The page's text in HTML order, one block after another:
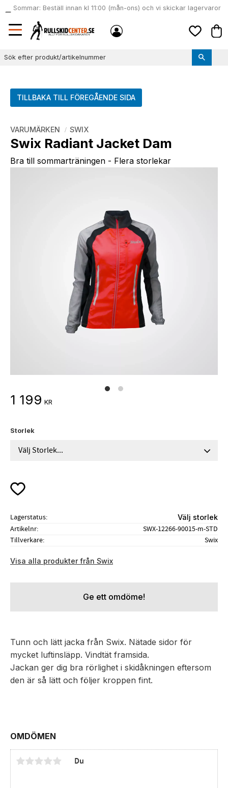
Meny
local_shipping
Sommar: Beställ innan kl 11:00 (mån-ons) och vi skickar lagervaror
samma dag
TILLBAKA TILL FÖREGÅENDE SIDA
VARUMÄRKEN SWIX
Swix Radiant Jacket Dam
Bra till sommarträningen - Flera storlekar
1 199 KR
Storlek
Lägg till i favoriter
Lagerstatus Välj storlek
Artikelnr
SWX-12266-90015-m-STD
Tillverkare
Swix
Visa alla produkter från Swix
Ge ett omdöme!
Tunn och lätt jacka från Swix. Nätade sidor för
mycket luftinsläpp. Vindtät framsida.
Jackan ger dig bra rörlighet i skidåkningen eftersom
den är så lätt och följer kroppen fint.
OMDÖMEN
Du